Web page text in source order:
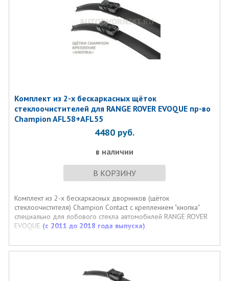
Комплект из 2-х бескаркасных щёток
стеклоочистителей для RANGE ROVER EVOQUE пр-во
Champion AFL58+AFL55
4480 руб.
в наличии
В КОРЗИНУ
Комплект из 2-х бескаркасных дворников (щёток
стеклоочистителя) Champion Contact с креплением "кнопка"
специально для лобового стекла автомобилей RANGE ROVER
EVOQUE (с 2011 до 2018 года выпуска)